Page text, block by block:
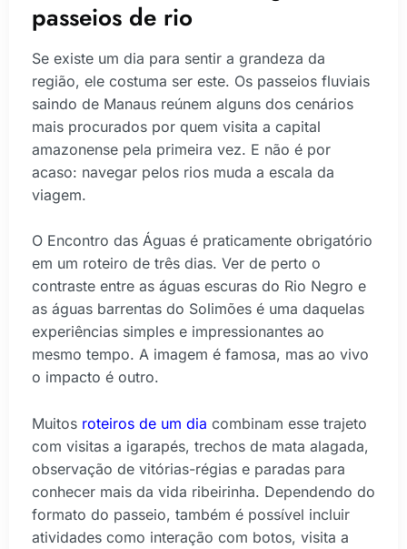
passeios de rio
Se existe um dia para sentir a grandeza da
região, ele costuma ser este. Os passeios fluviais
saindo de Manaus reúnem alguns dos cenários
mais procurados por quem visita a capital
amazonense pela primeira vez. E não é por
acaso: navegar pelos rios muda a escala da
viagem.
O Encontro das Águas é praticamente obrigatório
em um roteiro de três dias. Ver de perto o
contraste entre as águas escuras do Rio Negro e
as águas barrentas do Solimões é uma daquelas
experiências simples e impressionantes ao
mesmo tempo. A imagem é famosa, mas ao vivo
o impacto é outro.
Muitos roteiros de um dia combinam esse trajeto
com visitas a igarapés, trechos de mata alagada,
observação de vitórias-régias e paradas para
conhecer mais da vida ribeirinha. Dependendo do
formato do passeio, também é possível incluir
atividades como interação com botos, visita a